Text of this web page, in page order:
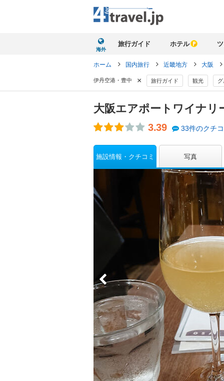
海外
旅行ガイド ホテル
ホーム 国内旅行 近畿地方 大阪
伊丹空港・豊中 × 旅行ガイド 観光 グ
大阪エアポートワイナリ
3.39 33件のクチコ
施設情報・クチコミ 写真